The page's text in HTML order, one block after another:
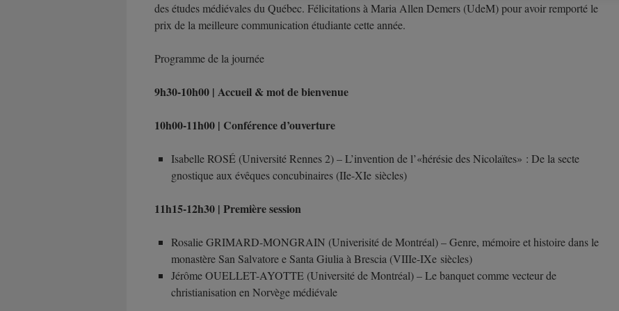
des études médiévales du Québec. Félicitations à Maria Allen Demers (UdeM) pour avoir remporté le
prix de la meilleure communication étudiante cette année.
Programme de la journée
9h30-10h00 | Accueil & mot de bienvenue
10h00-11h00 | Conférence d’ouverture
Isabelle ROSÉ (Université Rennes 2) – L’invention de l’«hérésie des Nicolaïtes» : De la secte
gnostique aux évêques concubinaires (IIe-XIe siècles)
11h15-12h30 | Première session
Rosalie GRIMARD-MONGRAIN (Univerisité de Montréal) – Genre, mémoire et histoire dans le
monastère San Salvatore e Santa Giulia à Brescia (VIIIe-IXe siècles)
Jérôme OUELLET-AYOTTE (Université de Montréal) – Le banquet comme vecteur de
christianisation en Norvège médiévale